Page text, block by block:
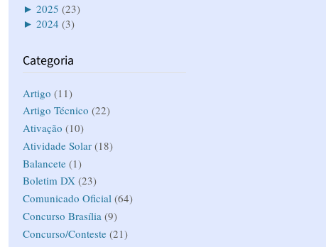
► 2025 (23)
► 2024 (3)
Categoria
Artigo (11)
Artigo Técnico (22)
Ativação (10)
Atividade Solar (18)
Balancete (1)
Boletim DX (23)
Comunicado Oficial (64)
Concurso Brasília (9)
Concurso/Conteste (21)